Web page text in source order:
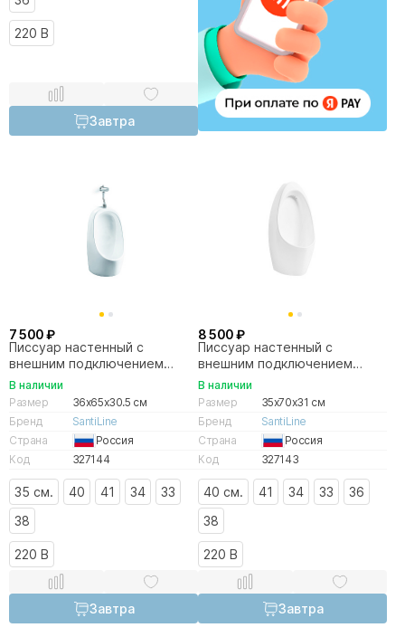
220 В
Завтра
7 500 ₽
Писсуар настенный с
внешним подключением
SantiLine SL-6010 белый
В наличии
Размер
36x65x30.5 см
Бренд
SantiLine
Страна
Россия
Код
327144
35 см. 40 41 34
33
38
220 В
Завтра
8 500 ₽
Писсуар настенный с
внешним подключением
SantiLine SL-6009 белый
В наличии
Размер
35x70x31 см
Бренд
SantiLine
Страна
Россия
Код
327143
40 см. 41 34 33
36
38
220 В
Завтра